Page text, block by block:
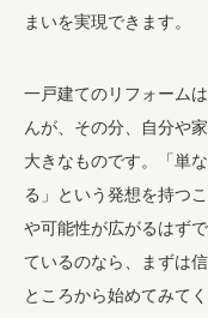
まいを実現できます。
一戸建てのリフォーム
んが、その分、自分や
大きなものです。「単
る」という発想を持つ
や可能性が広がるはず
ているのなら、まずは
ところから始めてみてく